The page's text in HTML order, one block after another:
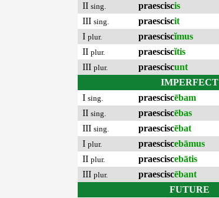
II sing. praesciscis
III sing. praesciscit
I plur. praesciscĭmus
II plur. praesciscĭtis
III plur. praesciscunt
IMPERFECT
I sing. praesciscēbam
II sing. praesciscēbas
III sing. praesciscēbat
I plur. praesciscebāmus
II plur. praesciscebātis
III plur. praesciscēbant
FUTURE